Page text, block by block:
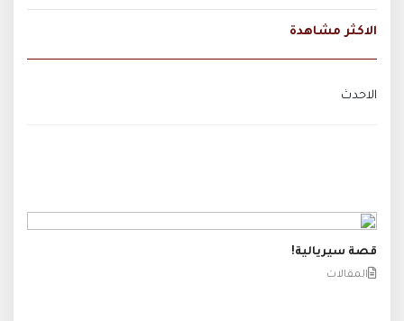
الاكثر مشاهدة
الاحدث
قصة سيريالية!
المقالات